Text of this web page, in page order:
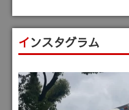
インスタグラム